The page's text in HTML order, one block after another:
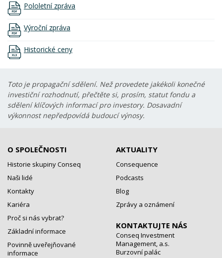
Pololetní zpráva
Výroční zpráva
Historické ceny
Toto je propagační sdělení. Než provedete jakékoli konečné
investiční rozhodnutí, přečtěte si, prosím, statut fondu a
sdělení klíčových informací pro investory. Dosavadní
výkonnost nepředpovídá budoucí výnosy.
O SPOLEČNOSTI
Historie skupiny Conseq
Naši lidé
Kontakty
Kariéra
Proč si nás vybrat?
Základní informace
Povinně uveřejňované
informace
AKTUALITY
Consequence
Podcasts
Blog
Zprávy a oznámení
KONTAKTUJTE NÁS
Conseq Investment
Management, a.s.
Burzovní palác